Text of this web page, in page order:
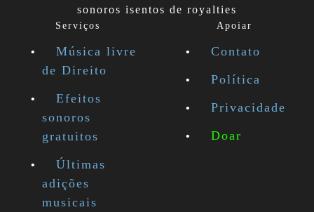
sonoros isentos de royalties
Serviços
Música livre
de Direito
Efeitos
sonoros
gratuitos
Últimas
adições
musicais
Apoiar
Contato
Política
Privacidade
Doar